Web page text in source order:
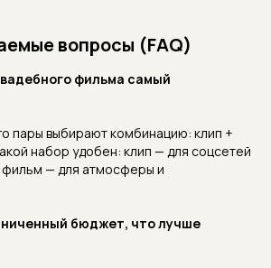
вопросы (FAQ)
фильма самый
пары выбирают комбинацию: клип +
набор удобен: клип — для соцсетей
— для атмосферы и
бюджет, что лучше